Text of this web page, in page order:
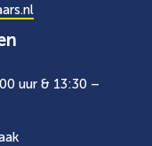
uur & 13:30 –